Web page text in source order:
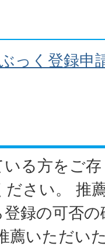
っく登録申
る方をご
さい。 推
録の可否
薦いただい